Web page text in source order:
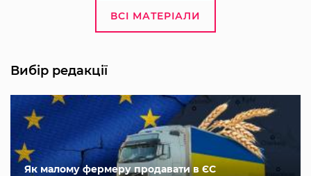
ВСІ МАТЕРІАЛИ
Вибір редакції
Як малому фермеру продавати в ЄС